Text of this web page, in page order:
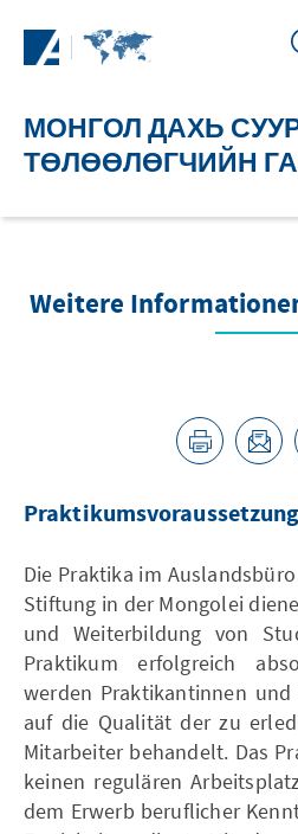
МОНГОЛ ДАХЬ
ТӨЛӨӨЛӨГЧИЙН
Weitere
Die Praktika im
Stiftung in der Mongolei
und Weiterbildung von
Praktikum erfolgreich
werden Praktikantinnen
auf die Qualität der zu
Mitarbeiter behandelt. Das
keinen regulären
dem Erwerb beruflicher